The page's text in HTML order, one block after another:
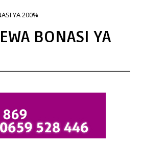
YA 200%
BONASI YA